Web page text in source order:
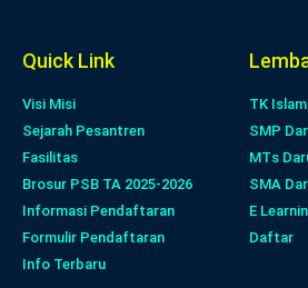
Quick Link
Visi Misi
Sejarah Pesantren
Fasilitas
Brosur PSB TA 2025-2026
Informasi Pendaftaran
Formulir Pendaftaran
Info Terbaru
TK Islam
SMP
MTs
SMA
E
Daftar